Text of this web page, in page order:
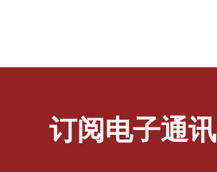
订阅电子通讯